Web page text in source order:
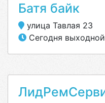
Батя байк
улица Тавлая 23
Сегодня выходной